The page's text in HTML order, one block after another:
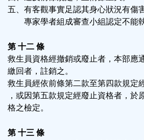
五、有客觀事實足認其身心狀況有傷
專家學者組成審查小組認定不能執
第 十二 條
救生員資格經撤銷或廢止者，本部應
繳回者，註銷之。
救生員經依前條第二款至第四款規定
，或因第五款規定經廢止資格者，
格之檢定。
第 十三 條